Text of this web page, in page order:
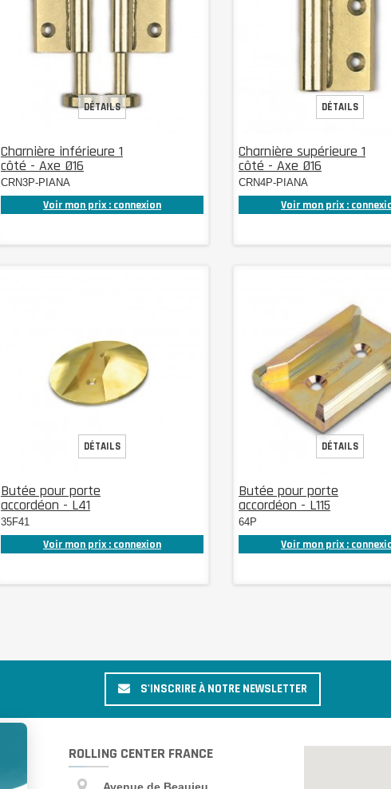
Charnière inférieure 1
côté - Axe Ø16
CRN3P-PIANA
Voir mon prix : connexion
DÉTAILS
Charnière supérieure 1
côté - Axe Ø16
CRN4P-PIANA
Voir mon prix :
DÉTAILS
Butée pour porte
accordéon - L41
35F41
Voir mon prix : connexion
DÉTAILS
Butée pour porte
accordéon - L115
64P
Voir mon prix :
DÉTAILS
S'INSCRIRE À NOTRE NEWSLETTER
ROLLING CENTER FRANCE